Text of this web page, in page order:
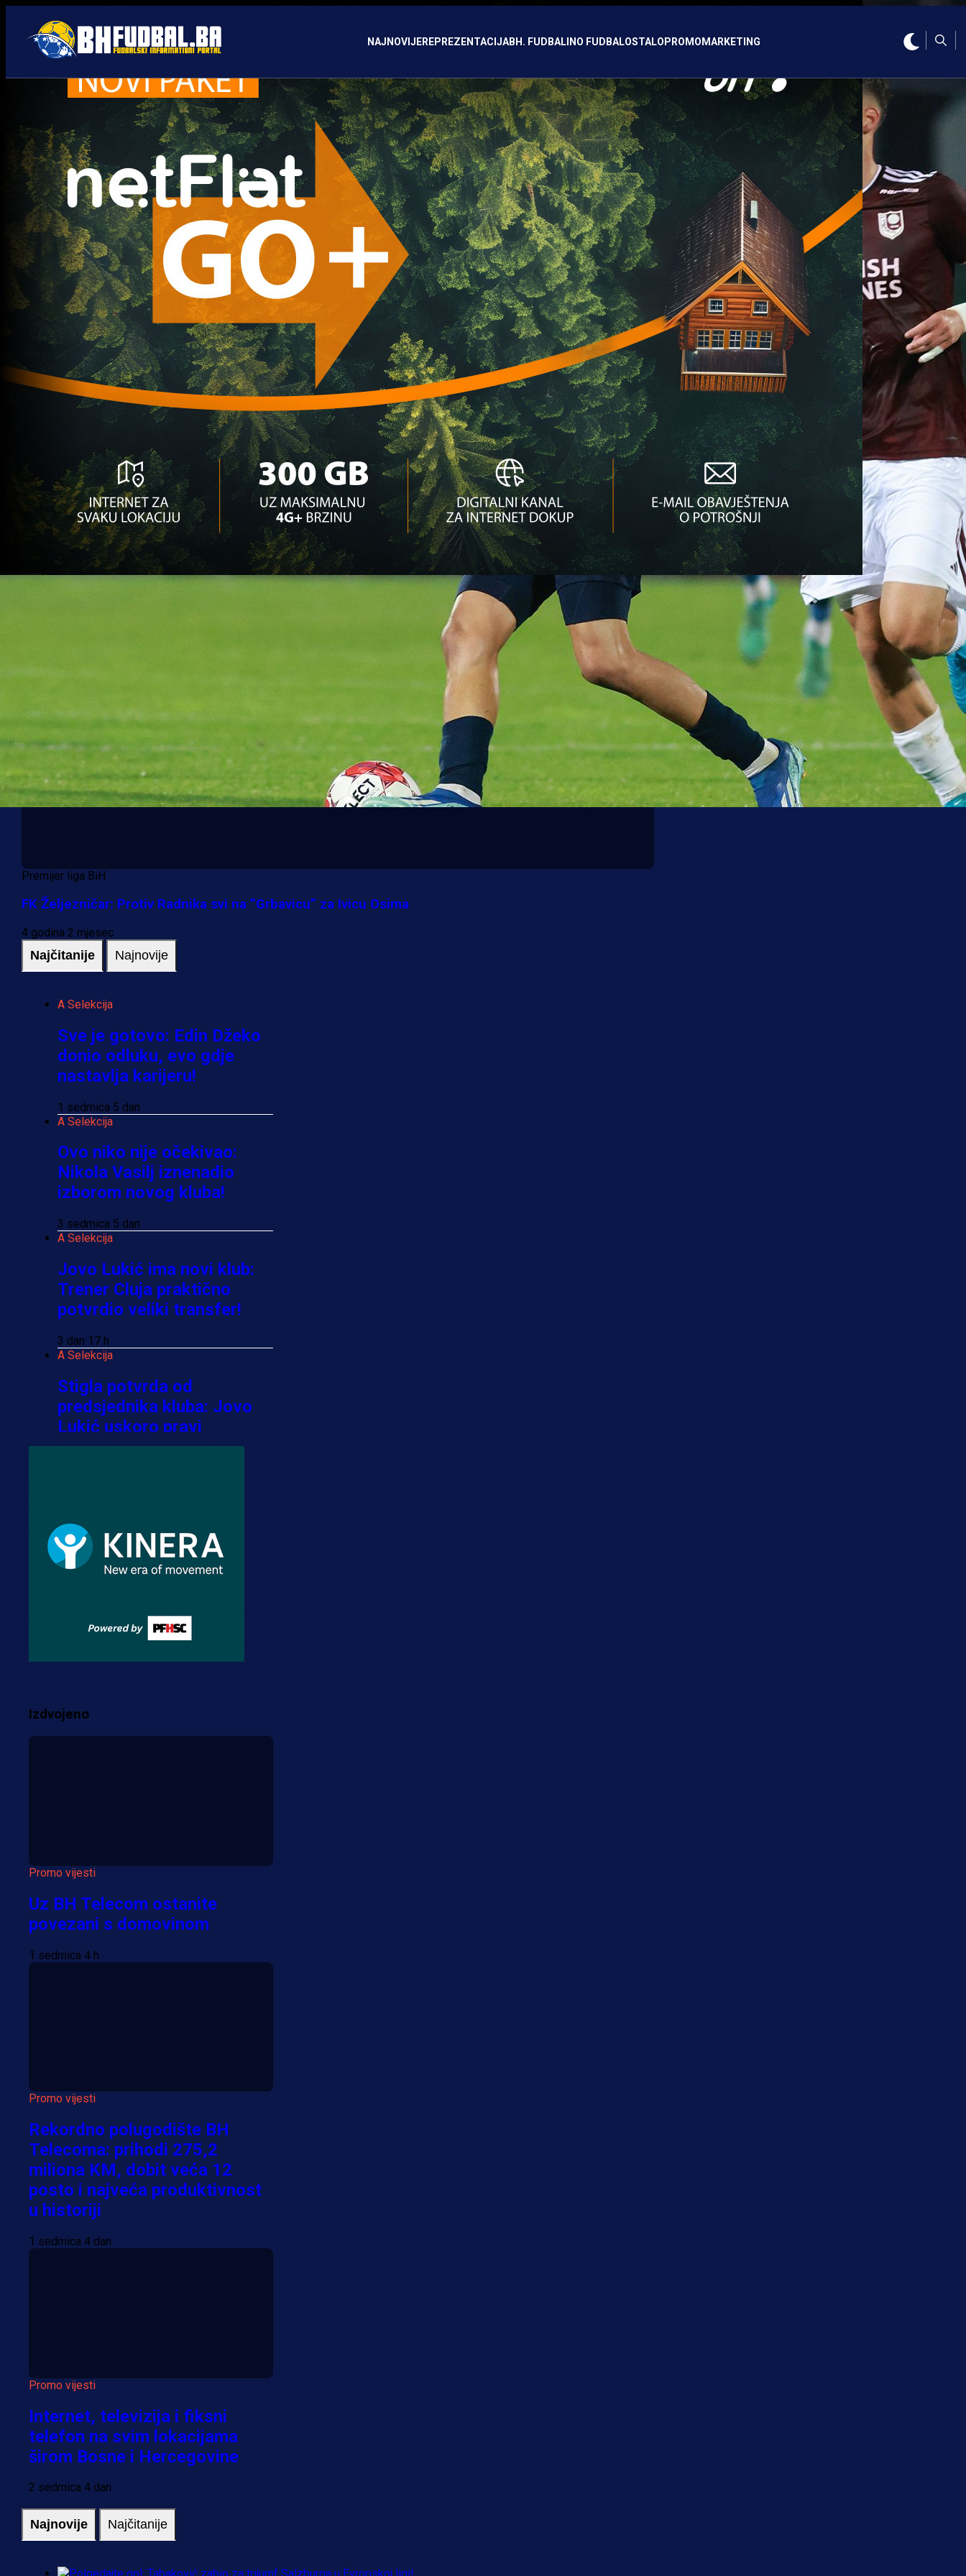
NAJNOVIJEREPREZENTACIJABH. FUDBALINO FUDBALOSTALO PROMO MARKETING
FK željezničar
Premijer liga BiH
Sarajevo i Željo saznali potencijalne evropske rivale: Mogući duel sa Hajdukom
1 godina 2 mjesec
Premijer liga BiH
FK Željezničar: Protiv Radnika svi na ”Grbavicu” za Ivicu Osima
4 godina 2 mjesec
Najčitanije Najnovije
A Selekcija
Sve je gotovo: Edin Džeko
donio odluku, evo gdje
nastavlja karijeru!
1 sedmica 5 dan
A Selekcija
Ovo niko nije očekivao:
Nikola Vasilj iznenadio
izborom novog kluba!
3 sedmica 5 dan
A Selekcija
Jovo Lukić ima novi klub:
Trener Cluja praktično
potvrdio veliki transfer!
3 dan 17 h
A Selekcija
Stigla potvrda od
predsjednika kluba: Jovo
Lukić uskoro pravi
transfer!?
Zmajevi dobili veliko
pojačanje: Fudbaler
Olympiacosa želi obući
Premijer liga BiH
Misimović priveden: SIPA
Borac!
Izdvojeno
Promo vijesti
Uz BH Telecom ostanite
povezani s domovinom
1 sedmica 4 h
Promo vijesti
Rekordno polugodište BH
Telecoma: prihodi 275,2
miliona KM, dobit veća 12
posto i najveća produktivnost
u historiji
1 sedmica 4 dan
Promo vijesti
Internet, televizija i fiksni
telefon na svim lokacijama
širom Bosne i Hercegovine
2 sedmica 4 dan
Najnovije Najčitanije